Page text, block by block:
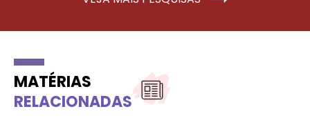
MATÉRIAS
RELACIONADAS